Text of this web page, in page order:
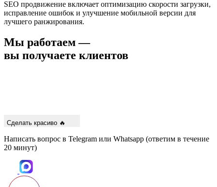
SEO продвижение включает оптимизацию скорости загрузки,
исправление ошибок и улучшение мобильной версии для
лучшего ранжирования.
Мы работаем —
вы получаете клиентов
Сделать красиво 🔥
Написать вопрос в Telegram или Whatsapp (ответим в течение
20 минут)